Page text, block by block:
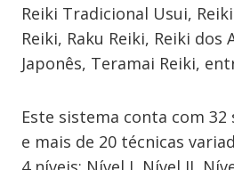
Reiki Tradicional Usui,
Reiki, Raku Reiki, Reiki dos
Japonês, Teramai Reiki,
Este sistema conta com
e mais de 20 técnicas